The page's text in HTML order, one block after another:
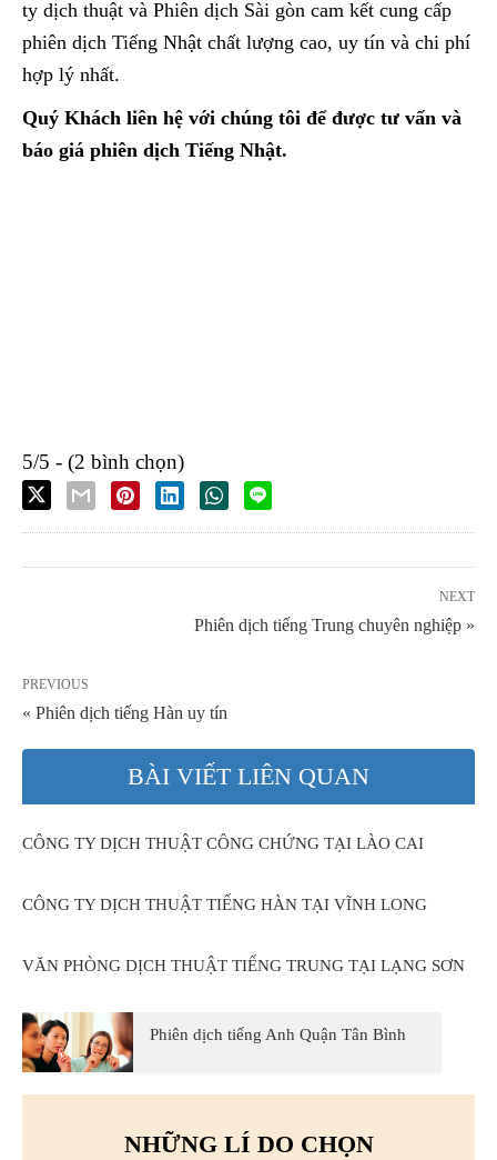
ty dịch thuật và Phiên dịch Sài gòn cam kết cung cấp
phiên dịch Tiếng Nhật chất lượng cao, uy tín và chi phí
hợp lý nhất.
Quý Khách liên hệ với chúng tôi để được tư vấn và
báo giá phiên dịch Tiếng Nhật.
5/5 - (2 bình chọn)
NEXT
Phiên dịch tiếng Trung chuyên nghiệp »
PREVIOUS
« Phiên dịch tiếng Hàn uy tín
BÀI VIẾT LIÊN QUAN
CÔNG TY DỊCH THUẬT CÔNG CHỨNG TẠI LÀO CAI
CÔNG TY DỊCH THUẬT TIẾNG HÀN TẠI VĨNH LONG
VĂN PHÒNG DỊCH THUẬT TIẾNG TRUNG TẠI LẠNG SƠN
Phiên dịch tiếng Anh Quận Tân Bình
NHỮNG LÍ DO CHỌN